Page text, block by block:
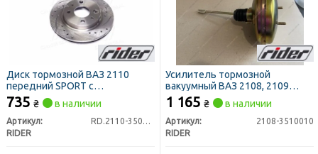
Диск тормозной ВАЗ 2110
передний SPORT с
перфорацией(RIDER)
735 ₴ в наличии
Артикул:
RD.2110-3501070
RIDER
Усилитель тормозной
вакуумный ВАЗ 2108, 2109
(RIDER)
1 165 ₴ в наличии
Артикул:
2108-3510010
RIDER